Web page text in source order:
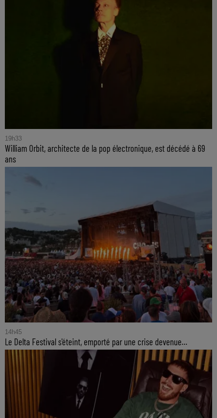
19h33
William Orbit, architecte de la pop électronique, est décédé à 69
ans
14h45
Le Delta Festival s'éteint, emporté par une crise devenue...